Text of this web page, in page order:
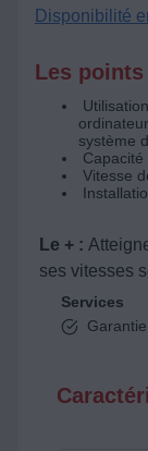
Disponibilité
Les
système
Vitesse
Le + :
ses vitesses
Services